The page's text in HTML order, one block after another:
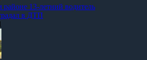
районе 13-летний водитель
в ДТП